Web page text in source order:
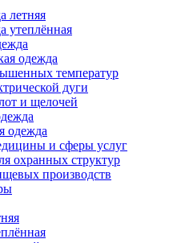
летняя
утеплённая
одежда
температур
дуги
и щелочей
одежда
и сферы услуг
охранных структур
производств